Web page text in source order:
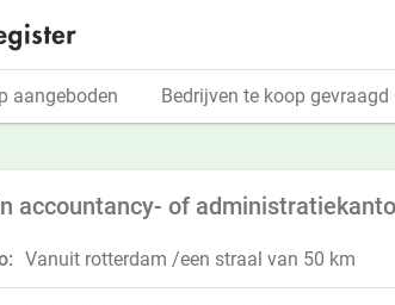
accountancy- of
Vanuit rotterdam /een straal van 50 km
aangeboden Bedrijven te koop gevraagd